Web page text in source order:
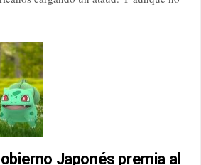
Japonés premia al